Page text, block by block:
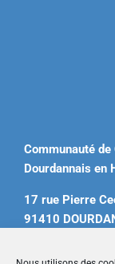
Communauté de
Dourdannais en
17 rue Pierre
91410